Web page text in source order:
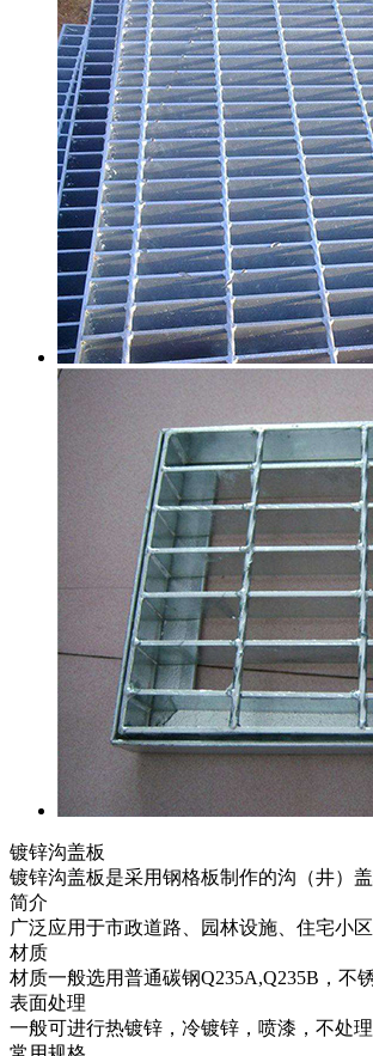
镀锌沟盖板
镀锌沟盖板是采用钢格板制作的沟（井）
简介
广泛应用于市政道路、园林设施、住宅小
材质
材质一般选用普通碳钢Q235A,Q235B，不
表面处理
一般可进行热镀锌，冷镀锌，喷漆，不处理